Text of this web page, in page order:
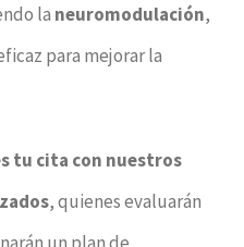
la neuromodulación,
para mejorar la
tu cita con nuestros
, quienes evaluarán